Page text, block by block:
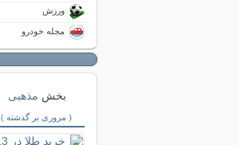
ورزش
مجله خودرو
بخش مذهبی
( مروری بر گذشته )